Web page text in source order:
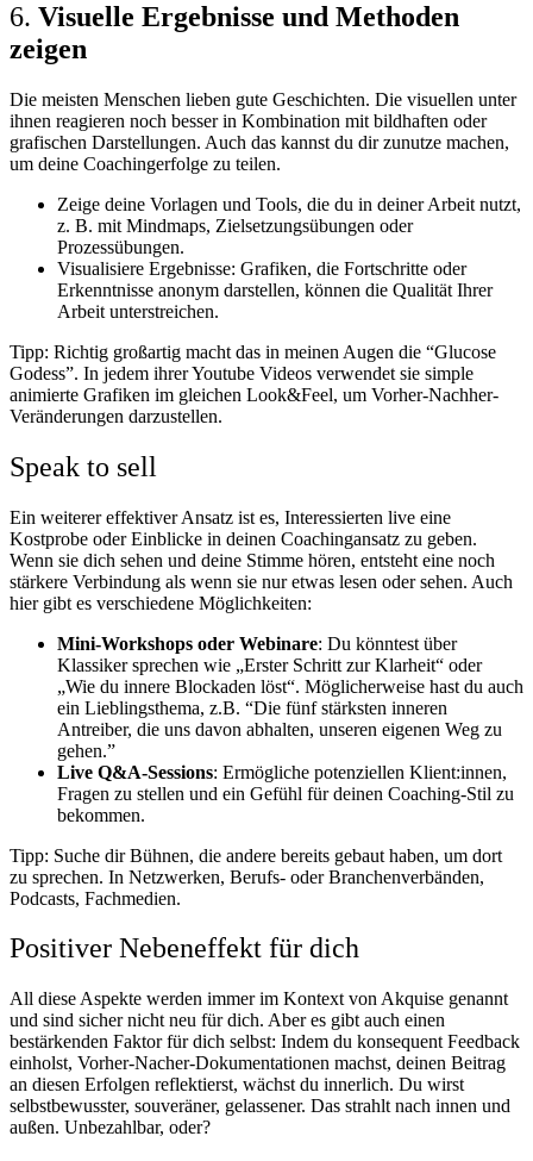
6. Visuelle Ergebnisse und Methoden
zeigen
Die meisten Menschen lieben gute Geschichten. Die visuellen unter
ihnen reagieren noch besser in Kombination mit bildhaften oder
grafischen Darstellungen. Auch das kannst du dir zunutze machen,
um deine Coachingerfolge zu teilen.
Zeige deine Vorlagen und Tools, die du in deiner Arbeit nutzt,
z. B. mit Mindmaps, Zielsetzungsübungen oder
Prozessübungen.
Visualisiere Ergebnisse: Grafiken, die Fortschritte oder
Erkenntnisse anonym darstellen, können die Qualität Ihrer
Arbeit unterstreichen.
Tipp: Richtig großartig macht das in meinen Augen die “Glucose
Godess”. In jedem ihrer Youtube Videos verwendet sie simple
animierte Grafiken im gleichen Look&Feel, um Vorher-Nachher-
Veränderungen darzustellen.
Speak to sell
Ein weiterer effektiver Ansatz ist es, Interessierten live eine
Kostprobe oder Einblicke in deinen Coachingansatz zu geben.
Wenn sie dich sehen und deine Stimme hören, entsteht eine noch
stärkere Verbindung als wenn sie nur etwas lesen oder sehen. Auch
hier gibt es verschiedene Möglichkeiten:
Mini-Workshops oder Webinare: Du könntest über
Klassiker sprechen wie „Erster Schritt zur Klarheit“ oder
„Wie du innere Blockaden löst“. Möglicherweise hast du auch
ein Lieblingsthema, z.B. “Die fünf stärksten inneren
Antreiber, die uns davon abhalten, unseren eigenen Weg zu
gehen.”
Live Q&A-Sessions: Ermögliche potenziellen Klient:innen,
Fragen zu stellen und ein Gefühl für deinen Coaching-Stil zu
bekommen.
Tipp: Suche dir Bühnen, die andere bereits gebaut haben, um dort
zu sprechen. In Netzwerken, Berufs- oder Branchenverbänden,
Podcasts, Fachmedien.
Positiver Nebeneffekt für dich
All diese Aspekte werden immer im Kontext von Akquise genannt
und sind sicher nicht neu für dich. Aber es gibt auch einen
bestärkenden Faktor für dich selbst: Indem du konsequent Feedback
einholst, Vorher-Nacher-Dokumentationen machst, deinen Beitrag
an diesen Erfolgen reflektierst, wächst du innerlich. Du wirst
selbstbewusster, souveräner, gelassener. Das strahlt nach innen und
außen. Unbezahlbar, oder?